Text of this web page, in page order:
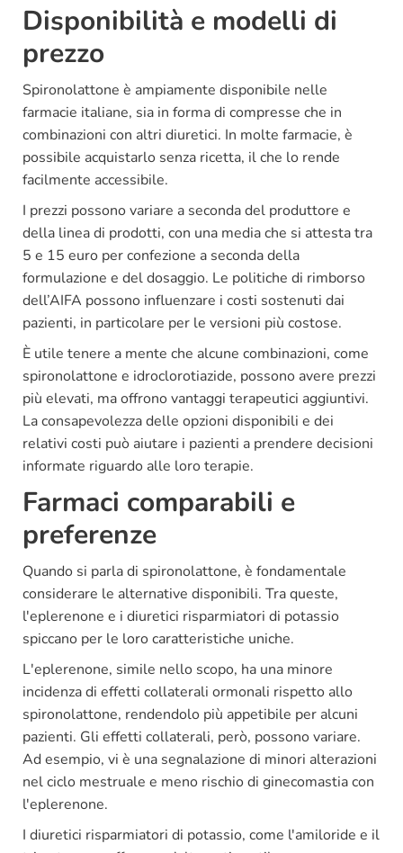
Disponibilità e modelli di
prezzo
Spironolattone è ampiamente disponibile nelle
farmacie italiane, sia in forma di compresse che in
combinazioni con altri diuretici. In molte farmacie, è
possibile acquistarlo senza ricetta, il che lo rende
facilmente accessibile.
I prezzi possono variare a seconda del produttore e
della linea di prodotti, con una media che si attesta tra
5 e 15 euro per confezione a seconda della
formulazione e del dosaggio. Le politiche di rimborso
dell’AIFA possono influenzare i costi sostenuti dai
pazienti, in particolare per le versioni più costose.
È utile tenere a mente che alcune combinazioni, come
spironolattone e idroclorotiazide, possono avere prezzi
più elevati, ma offrono vantaggi terapeutici aggiuntivi.
La consapevolezza delle opzioni disponibili e dei
relativi costi può aiutare i pazienti a prendere decisioni
informate riguardo alle loro terapie.
Farmaci comparabili e
preferenze
Quando si parla di spironolattone, è fondamentale
considerare le alternative disponibili. Tra queste,
l'eplerenone e i diuretici risparmiatori di potassio
spiccano per le loro caratteristiche uniche.
L'eplerenone, simile nello scopo, ha una minore
incidenza di effetti collaterali ormonali rispetto allo
spironolattone, rendendolo più appetibile per alcuni
pazienti. Gli effetti collaterali, però, possono variare.
Ad esempio, vi è una segnalazione di minori alterazioni
nel ciclo mestruale e meno rischio di ginecomastia con
l'eplerenone.
I diuretici risparmiatori di potassio, come l'amiloride e il